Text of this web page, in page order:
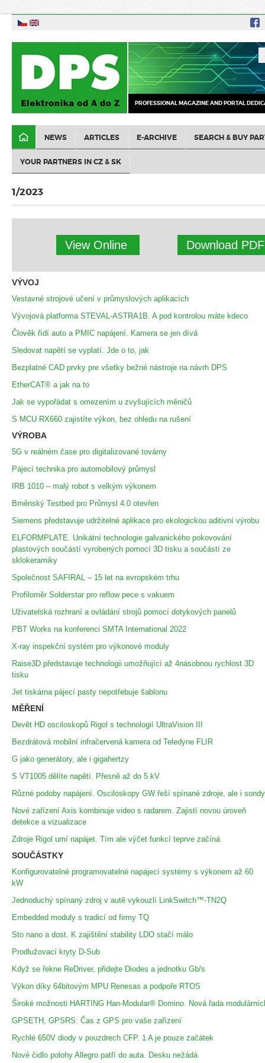
PROFESSIONAL MAGAZINE AND PORTAL
NEWS ARTICLES E-ARCHIVE SEARCH & BUY
YOUR PARTNERS IN CZ & SK
1/2023
View Online Download
VÝVOJ
Vestavné strojové učení v průmyslových aplikacích
Vývojová platforma STEVAL-ASTRA1B. A pod kontrolou máte kdeco
Člověk řídí auto a PMIC napájení. Kamera se jen dívá
Sledovat napětí se vyplatí. Jde o to, jak
Bezplatné CAD prvky pre všetky bežné nástroje na návrh DPS
EtherCAT® a jak na to
Jak se vypořádat s omezením u zvyšujících měničů
S MCU RX660 zajistíte výkon, bez ohledu na rušení
VÝROBA
5G v reálném čase pro digitalizované továrny
Pájecí technika pro automobilový průmysl
IRB 1010 – malý robot s velkým výkonem
Brněnský Testbed pro Průmysl 4.0 otevřen
Siemens představuje udržitelné aplikace pro ekologickou aditivní výrobu
ELFORMPLATE. Unikátní technologie galvanického pokovování
plastových součástí vyrobených pomocí 3D tisku a součástí ze
sklokeramiky
Společnost SAFIRAL – 15 let na evropském trhu
Profiloměr Solderstar pro reflow pece s vakuem
Uživatelská rozhraní a ovládání strojů pomocí dotykových panelů
PBT Works na konferenci SMTA International 2022
X-ray inspekční systém pro výkonové moduly
Raise3D představuje technologii umožňující až 4násobnou rychlost 3D
tisku
Jet tiskárna pájecí pasty nepotřebuje šablonu
MĚŘENÍ
Devět HD osciloskopů Rigol s technologií UltraVision III
Bezdrátová mobilní infračervená kamera od Teledyne FLIR
G jako generátory, ale i gigahertzy
S VT1005 dělíte napětí. Přesně až do 5 kV
Různé podoby napájení. Osciloskopy GW řeší spínané zdroje, ale i sondy
Nové zařízení Axis kombinuje video s radarem. Zajistí novou úroveň
detekce a vizualizace
Zdroje Rigol umí napájet. Tím ale výčet funkcí teprve začíná
SOUČÁSTKY
Konfigurovatelné programovatelné napájecí systémy s výkonem až 60
kW
Jednoduchý spínaný zdroj v autě vykouzlí LinkSwitch™-TN2Q
Embedded moduly s tradicí od firmy TQ
Sto nano a dost. K zajištění stability LDO stačí málo
Prodlužovací kryty D-Sub
Když se řekne ReDriver, přidejte Diodes a jednotku Gb/s
Výkon díky 64bitovým MPU Renesas a podpoře RTOS
Široké možnosti HARTING Han-Modular® Domino. Nová řada
GPSETH, GPSRS: Čas z GPS pro vaše zařízení
Rychlé 650V diody v pouzdrech CFP. 1 A je pouze začátek
Nové čidlo polohy Allegro patří do auta. Desku nežádá